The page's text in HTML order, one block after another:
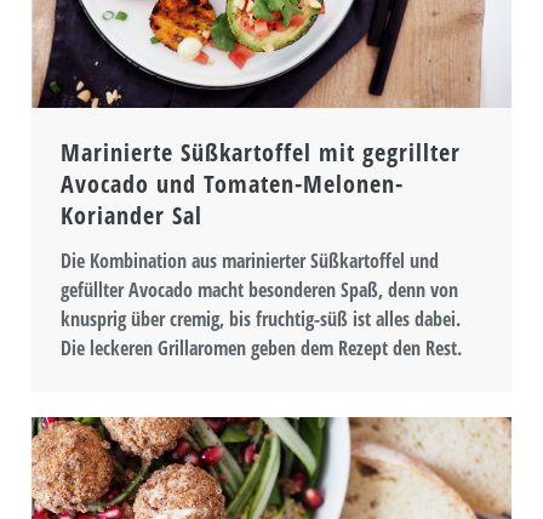
Marinierte Süßkartoffel mit gegrillter
Avocado und Tomaten-Melonen-
Koriander Sal
Die Kombination aus marinierter Süßkartoffel und
gefüllter Avocado macht besonderen Spaß, denn von
knusprig über cremig, bis fruchtig-süß ist alles dabei.
Die leckeren Grillaromen geben dem Rezept den Rest.